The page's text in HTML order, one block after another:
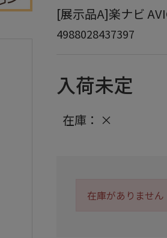
[展示品A]楽ナビ
4988028437397
入荷未定
在庫： ×
在庫がありません